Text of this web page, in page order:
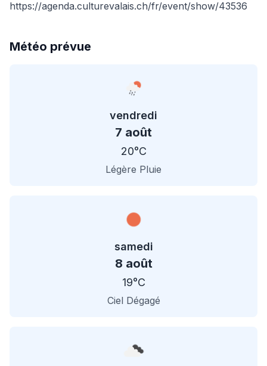
https://agenda.culturevalais.ch/fr/event/show/43536
Météo prévue
vendredi
7 août
20°C
Légère Pluie
samedi
8 août
19°C
Ciel Dégagé